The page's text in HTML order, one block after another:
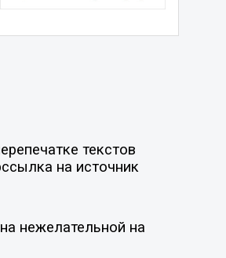
текстов
на источник
нежелательной на